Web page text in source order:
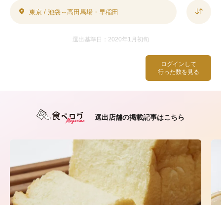
ログインして
行った数を見る
東京 / 池袋～高田馬場・早稲田
選出基準日：2020年1月初旬
選出店舗の掲載記事はこちら